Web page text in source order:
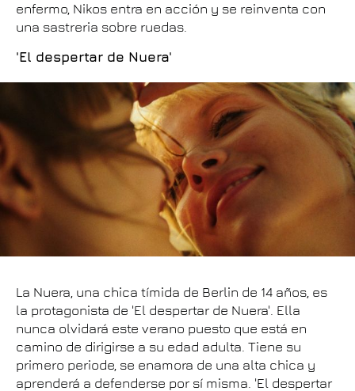
enfermo, Nikos entra en acción y se reinventa con
una sastreria sobre ruedas.
'El despertar de Nuera'
La Nuera, una chica tímida de Berlin de 14 años, es
la protagonista de 'El despertar de Nuera'. Ella
nunca olvidará este verano puesto que está en
camino de dirigirse a su edad adulta. Tiene su
primero periode, se enamora de una alta chica y
aprenderá a defenderse por sí misma. 'El despertar